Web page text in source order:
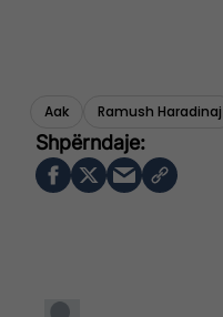
Aak Ramush Haradinaj